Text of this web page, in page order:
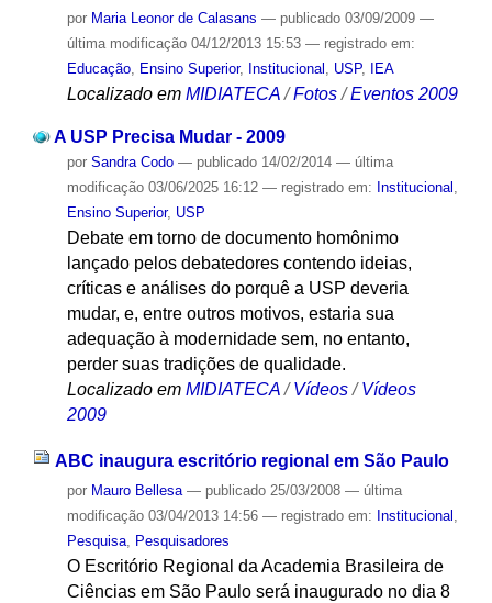
por Maria Leonor de Calasans — publicado03/09/2009 —
última modificação04/12/2013 15:53 — registrado em:
Educação, Ensino Superior, Institucional , USP, IEA
Localizado em MIDIATECA /Fotos /Eventos 2009
A USP Precisa Mudar - 2009
por Sandra Codo — publicado14/02/2014 — última
modificação03/06/2025 16:12 — registrado em: Institucional
Ensino Superior, USP
Debate em torno de documento homônimo
lançado pelos debatedores contendo ideias,
críticas e análises do porquê a USP deveria
mudar, e, entre outros motivos, estaria sua
adequação à modernidade sem, no entanto,
perder suas tradições de qualidade.
Localizado em MIDIATECA /Vídeos /Vídeos
2009
ABC inaugura escritório regional em São Paulo
por Mauro Bellesa — publicado25/03/2008 — última
modificação03/04/2013 14:56 — registrado em: Institucional ,
Pesquisa, Pesquisadores
O Escritório Regional da Academia Brasileira de
Ciências em São Paulo será inaugurado no dia 8